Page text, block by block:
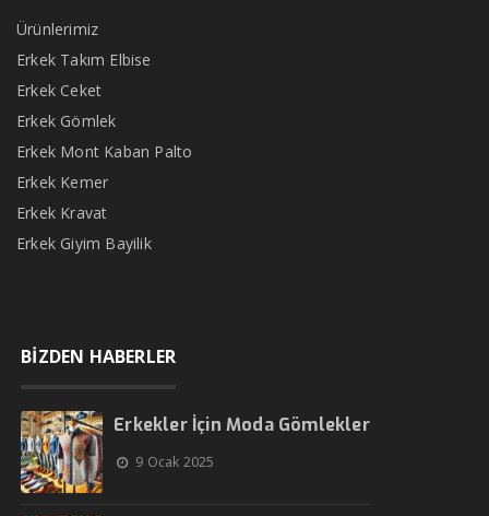
Ürünlerimiz
Erkek Takım Elbise
Erkek Ceket
Erkek Gömlek
Erkek Mont Kaban Palto
Erkek Kemer
Erkek Kravat
Erkek Giyim Bayilik
BİZDEN HABERLER
Erkekler İçin Moda Gömlekler
9 Ocak 2025